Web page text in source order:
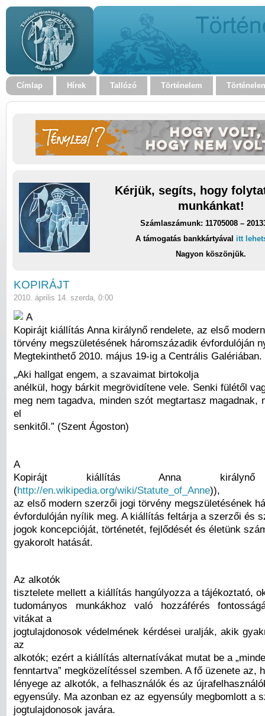
Címlap Hírek Tallózó Történelem
Kérjük, segíts, hogy
munkánkat!
Számlaszámunk: 11705008 –
A támogatás bankkártyával itt
Nagyon köszönjük.
KOPIRÁJT
2010. április 14. szerda, 0:00
A
Kopirájt kiállítás Anna királynő rendelete, az első
törvény megszületésének háromszázadik évfordulóján
Megtekinthető 2010. május 19-ig a Centrális Galériában.
„Aki hallgat engem, a szavaimat birtokolja
anélkül, hogy bárkit megrövidítene vele. Senki fülétől
meg nem tagadva, minden szót megtartasz magadnak,
el
senkitől.” (Szent Ágoston)
A
Kopirájt kiállítás Anna királynő
(http://en.wikipedia.org/wiki/Statute_of_Anne)),
az első modern szerzői jogi törvény megszületésének
évfordulóján nyílik meg. A kiállítás feltárja a szerzői és
jogok koncepcióját, történetét, fejlődését és életünk
gyakorolt hatását.
Az alkotók
tisztelete mellett a kiállítás hangúlyozza a tájékoztató,
tudományos munkákhoz való hozzáférés
vitákat a
jogtulajdonosok védelmének kérdései uralják, akik
az
alkotók; ezért a kiállítás alternatívákat mutat be a
fenntartva” megközelítéssel szemben. A fő üzenete az,
lényege az alkotók, a felhasználók és az
egyensúly. Ma azonban ez az egyensúly megbomlott a
jogtulajdonosok javára.